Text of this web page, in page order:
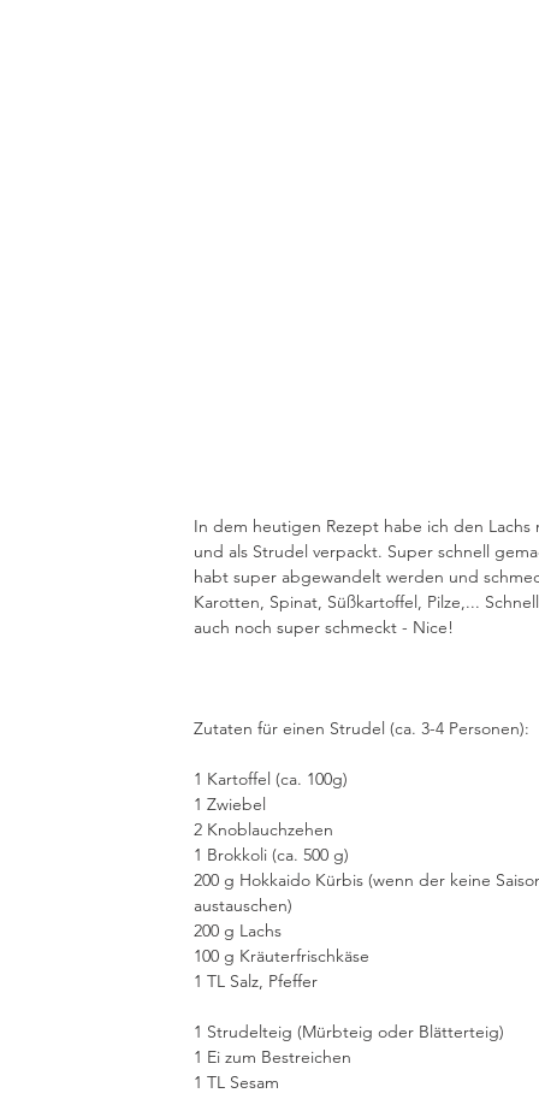
In dem heutigen Rezept habe ich den
und als Strudel verpackt. Super schnell
habt super abgewandelt werden und
Karotten, Spinat, Süßkartoffel, Pilze,...
auch noch super schmeckt - Nice!
Zutaten für einen Strudel (ca. 3-4 Personen):
1 Kartoffel (ca. 100g)
1 Zwiebel
2 Knoblauchzehen
1 Brokkoli (ca. 500 g)
200 g Hokkaido Kürbis (wenn der keine
austauschen)
200 g Lachs
100 g Kräuterfrischkäse
1 TL Salz, Pfeffer
1 Strudelteig (Mürbteig oder Blätterteig)
1 Ei zum Bestreichen
1 TL Sesam